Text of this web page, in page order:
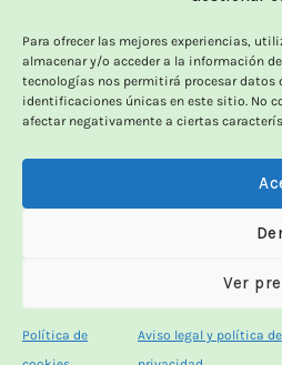
Para ofrecer las mejores experiencias,
almacenar y/o acceder a la información
tecnologías nos permitirá procesar datos
identificaciones únicas en este sitio. No
afectar negativamente a ciertas
Ver
Política de
Aviso legal y política de